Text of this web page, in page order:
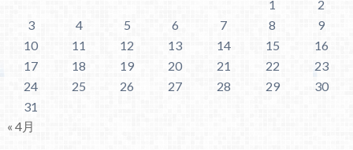
1
2
3
4 5 6 7 8
9
10
11 12 13 14 15
16
17
18 19 20 21 22
23
24
25 26 27 28 29
30
31
« 4月